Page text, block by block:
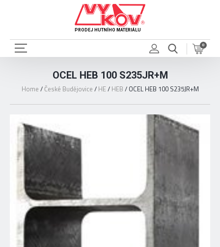
PRODEJ HUTNÍHO MATERIÁLU
0
OCEL HEB 100 S235JR+M
Home / České Budějovice / HE/ HEB / OCEL HEB 100 S235JR+M